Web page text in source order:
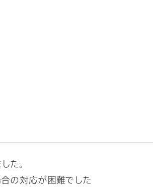
た。
合の対応が困難でした